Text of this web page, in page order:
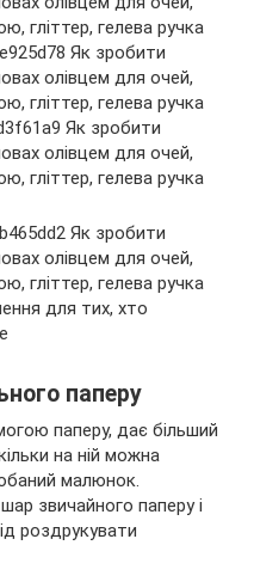
для тих, хто
паперу
паперу, дає більший
на ній можна
малюнок.
звичайного паперу і
роздрукувати